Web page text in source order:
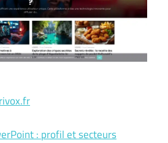
: profil et secteurs